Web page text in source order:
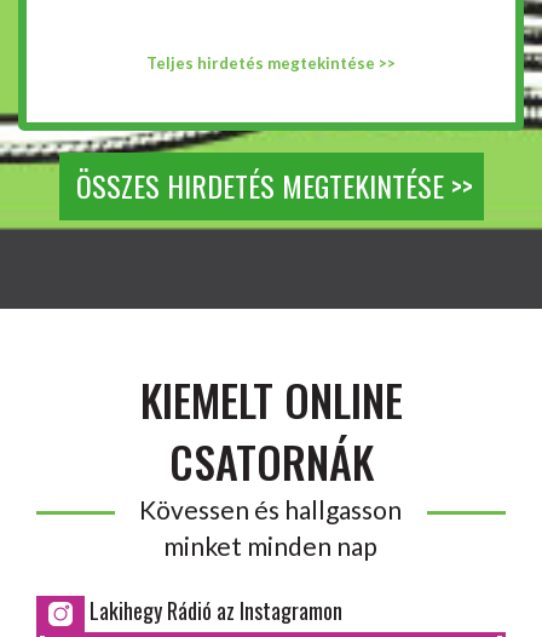
Teljes hirdetés megtekintése >>
ÖSSZES HIRDETÉS MEGTEKINTÉSE >>
KIEMELT ONLINE
CSATORNÁK
Kövessen és hallgasson
minket minden nap
Lakihegy Rádió az Instagramon